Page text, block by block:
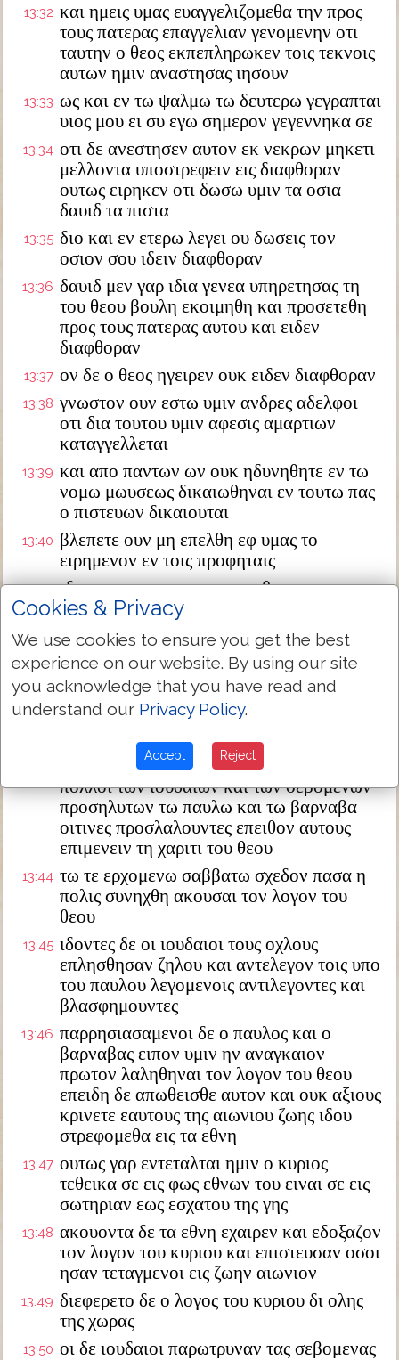
13:32 και ημεις υμας ευαγγελιζομεθα την προς
τους πατερας επαγγελιαν γενομενην οτι
ταυτην ο θεος εκπεπληρωκεν τοις τεκνοις
αυτων ημιν αναστησας ιησουν
13:33 ως και εν τω ψαλμω τω δευτερω γεγραπται
υιος μου ει συ εγω σημερον γεγεννηκα σε
13:34 οτι δε ανεστησεν αυτον εκ νεκρων μηκετι
μελλοντα υποστρεφειν εις διαφθοραν
ουτως ειρηκεν οτι δωσω υμιν τα οσια
δαυιδ τα πιστα
13:35 διο και εν ετερω λεγει ου δωσεις τον
οσιον σου ιδειν διαφθοραν
13:36 δαυιδ μεν γαρ ιδια γενεα υπηρετησας τη
του θεου βουλη εκοιμηθη και προσετεθη
προς τους πατερας αυτου και ειδεν
διαφθοραν
13:37 ον δε ο θεος ηγειρεν ουκ ειδεν διαφθοραν
13:38 γνωστον ουν εστω υμιν ανδρες αδελφοι
οτι δια τουτου υμιν αφεσις αμαρτιων
καταγγελλεται
13:39 και απο παντων ων ουκ ηδυνηθητε εν τω
νομω μωυσεως δικαιωθηναι εν τουτω πας
ο πιστευων δικαιουται
13:40 βλεπετε ουν μη επελθη εφ υμας το
ειρημενον εν τοις προφηταις
13:41 ιδετε οι καταφρονηται και θαυμασατε και
αφανισθητε οτι εργον εγω εργαζομαι εν
ταις ημεραις υμων ο ου μη πιστευσητε εαν
τις εκδιηγηται υμιν
13:42
εξιοντων δε εκ της συναγωγης των
ιουδαιων παρεκαλουν τα εθνη εις το
μεταξυ σαββατον λαληθηναι αυτοις τα
ρηματα ταυτα
λυθεισης δε της συναγωγης ηκολουθησαν
πολλοι των ιουδαιων και των σεβομενων
προσηλυτων τω παυλω και τω βαρναβα
οιτινες προσλαλουντες επειθον αυτους
επιμενειν τη χαριτι του θεου
13:44 τω τε ερχομενω σαββατω σχεδον πασα η
πολις συνηχθη ακουσαι τον λογον του
θεου
13:45 ιδοντες δε οι ιουδαιοι τους οχλους
επλησθησαν ζηλου και αντελεγον τοις υπο
του παυλου λεγομενοις αντιλεγοντες και
βλασφημουντες
13:46 παρρησιασαμενοι δε ο παυλος και ο
βαρναβας ειπον υμιν ην αναγκαιον
πρωτον λαληθηναι τον λογον του θεου
επειδη δε απωθεισθε αυτον και ουκ αξιους
κρινετε εαυτους της αιωνιου ζωης ιδου
στρεφομεθα εις τα εθνη
13:47 ουτως γαρ εντεταλται ημιν ο κυριος
τεθεικα σε εις φως εθνων του ειναι σε εις
σωτηριαν εως εσχατου της γης
13:48 ακουοντα δε τα εθνη εχαιρεν και εδοξαζον
τον λογον του κυριου και επιστευσαν οσοι
ησαν τεταγμενοι εις ζωην αιωνιον
13:49 διεφερετο δε ο λογος του κυριου δι ολης
της χωρας
13:50 οι δε ιουδαιοι παρωτρυναν τας σεβομενας
Cookies & Privacy
We use cookies to ensure you get the best
experience on our website. By using our site
you acknowledge that you have read and
understand our Privacy Policy.
Accept Reject